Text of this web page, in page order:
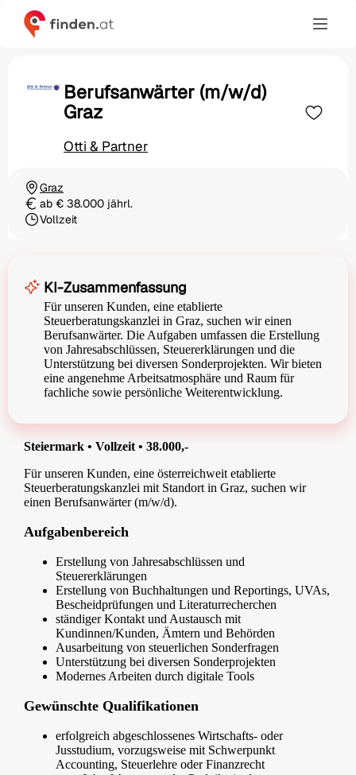
Berufsanwärter (m/w/d)
Graz
Otti & Partner
Ortschaft
Graz
Gehaltab € 38.000 jährl.
Beschäftigungsart
Vollzeit
KI-Zusammenfassung
Für unseren Kunden, eine etablierte
Steuerberatungskanzlei in Graz, suchen wir einen
Berufsanwärter. Die Aufgaben umfassen die Erstellung
von Jahresabschlüssen, Steuererklärungen und die
Unterstützung bei diversen Sonderprojekten. Wir bieten
eine angenehme Arbeitsatmosphäre und Raum für
fachliche sowie persönliche Weiterentwicklung.
Steiermark • Vollzeit • 38.000,-
Für unseren Kunden, eine österreichweit etablierte
Steuerberatungskanzlei mit Standort in Graz, suchen wir
einen Berufsanwärter (m/w/d).
Aufgabenbereich
Erstellung von Jahresabschlüssen und
Steuererklärungen
Erstellung von Buchhaltungen und Reportings, UVAs,
Bescheidprüfungen und Literaturrecherchen
ständiger Kontakt und Austausch mit
Kundinnen/Kunden, Ämtern und Behörden
Ausarbeitung von steuerlichen Sonderfragen
Unterstützung bei diversen Sonderprojekten
Modernes Arbeiten durch digitale Tools
Gewünschte Qualifikationen
erfolgreich abgeschlossenes Wirtschafts- oder
Jusstudium, vorzugsweise mit Schwerpunkt
Accounting, Steuerlehre oder Finanzrecht